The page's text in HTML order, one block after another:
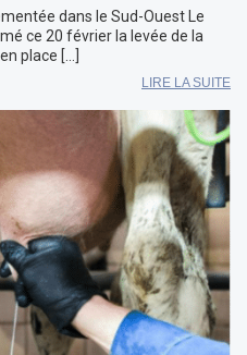
dans le Sud-Ouest Le
ce 20 février la levée de la
place […]
LIRE LA SUITE